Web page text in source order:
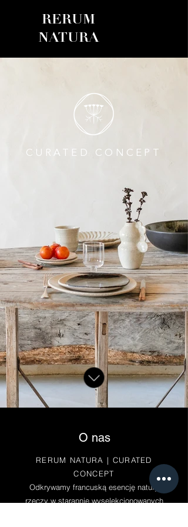
RERUM
NATURA
CURATED CONCEPT
O nas
RERUM NATURA | CURATED
CONCEPT
Odkrywamy francuską esencję natury
rzeczy w starannie wyselekcjonowanych